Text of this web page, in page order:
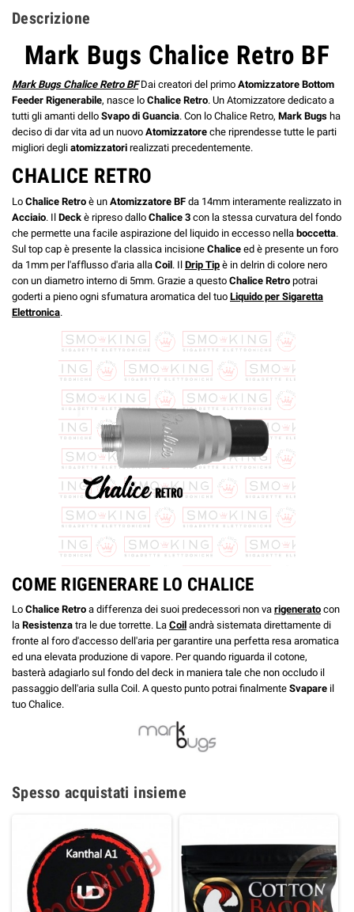
Descrizione
Mark Bugs Chalice Retro BF
Mark Bugs Chalice Retro BFDai creatori del primo Atomizzatore Bottom
Feeder Rigenerabile, nasce lo Chalice Retro. Un Atomizzatore dedicato a
tutti gli amanti dello Svapo di Guancia. Con lo Chalice Retro, Mark Bugs ha
deciso di dar vita ad un nuovo Atomizzatore che riprendesse tutte le parti
migliori degli atomizzatori realizzati precedentemente.
CHALICE RETRO
Lo Chalice Retro è un Atomizzatore BF da 14mm interamente realizzato in
Acciaio. Il Deck è ripreso dallo Chalice 3 con la stessa curvatura del fondo
che permette una facile aspirazione del liquido in eccesso nella boccetta.
Sul top cap è presente la classica incisione Chalice ed è presente un foro
da 1mm per l'afflusso d'aria alla Coil. Il Drip Tip è in delrin di colore nero
con un diametro interno di 5mm. Grazie a questo Chalice Retro potrai
goderti a pieno ogni sfumatura aromatica del tuo Liquido per Sigaretta
Elettronica.
COME RIGENERARE LO CHALICE
Lo Chalice Retro a differenza dei suoi predecessori non va rigenerato con
la Resistenza tra le due torrette. La Coil andrà sistemata direttamente di
fronte al foro d'accesso dell'aria per garantire una perfetta resa aromatica
ed una elevata produzione di vapore. Per quando riguarda il cotone,
basterà adagiarlo sul fondo del deck in maniera tale che non occludo il
passaggio dell'aria sulla Coil. A questo punto potrai finalmente Svapare il
tuo Chalice.
Spesso acquistati insieme